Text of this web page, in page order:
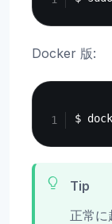
Docker 版:
Tip
正常に